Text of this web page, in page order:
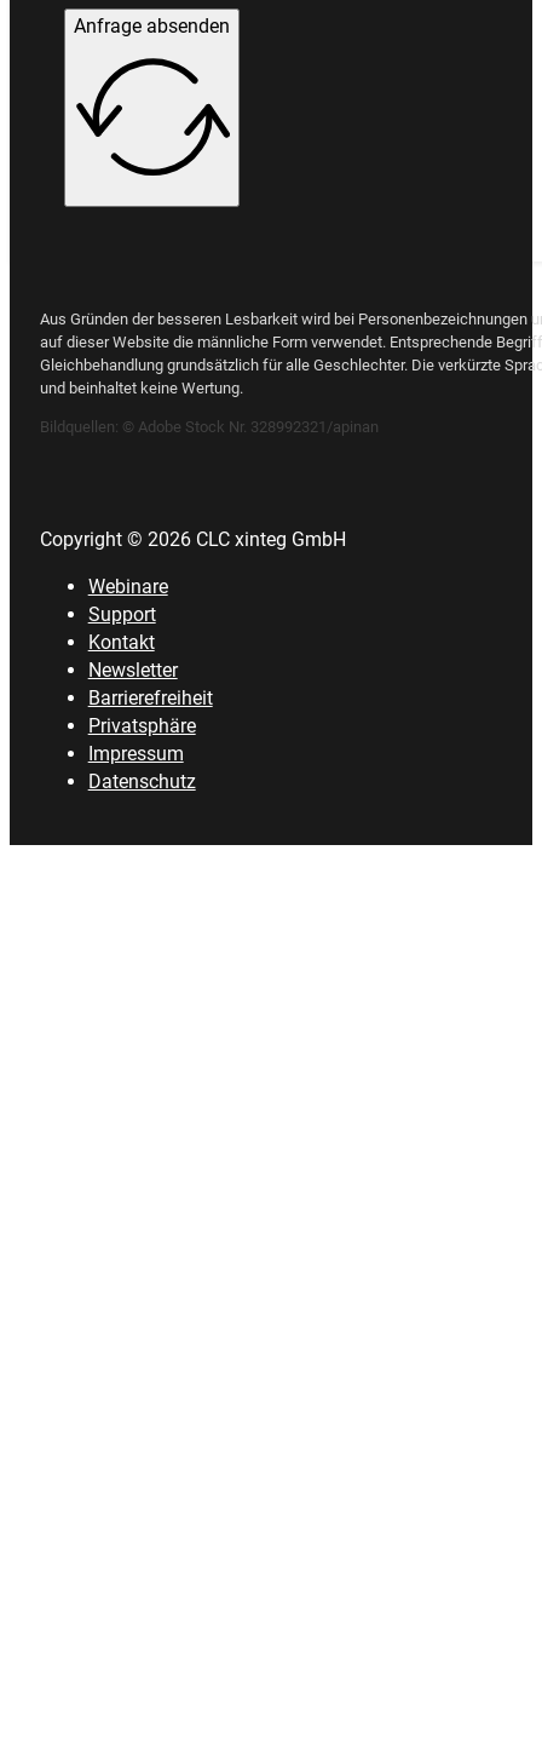
Anfrage absenden
Aus Gründen der besseren Lesbarkeit wird bei Personenbezeichnungen
auf dieser Website die männliche Form verwendet. Entsprechende
Gleichbehandlung grundsätzlich für alle Geschlechter. Die verkürzte
und beinhaltet keine Wertung.
Bildquellen: © Adobe Stock Nr. 328992321/apinan
Copyright © 2026 CLC xinteg GmbH
Webinare
Support
Kontakt
Newsletter
Barrierefreiheit
Privatsphäre
Impressum
Datenschutz